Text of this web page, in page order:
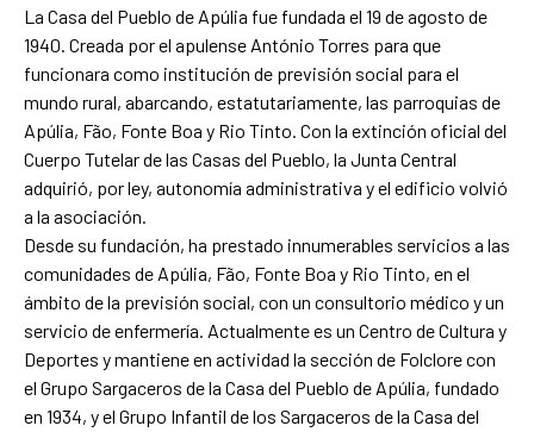
La Casa del Pueblo de Apúlia fue fundada el 19 de agosto de
1940. Creada por el apulense António Torres para que
funcionara como institución de previsión social para el
mundo rural, abarcando, estatutariamente, las parroquias de
Apúlia, Fão, Fonte Boa y Rio Tinto. Con la extinción oficial del
Cuerpo Tutelar de las Casas del Pueblo, la Junta Central
adquirió, por ley, autonomía administrativa y el edificio volvió
a la asociación.
Desde su fundación, ha prestado innumerables servicios a las
comunidades de Apúlia, Fão, Fonte Boa y Rio Tinto, en el
ámbito de la previsión social, con un consultorio médico y un
servicio de enfermería. Actualmente es un Centro de Cultura y
Deportes y mantiene en actividad la sección de Folclore con
el Grupo Sargaceros de la Casa del Pueblo de Apúlia, fundado
en 1934, y el Grupo Infantil de los Sargaceros de la Casa del